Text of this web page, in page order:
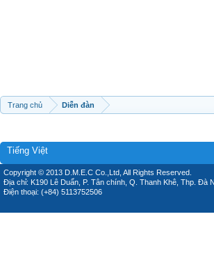
Trang chủ Diễn đàn
Tiếng Việt
Copyright © 2013 D.M.E.C Co.,Ltd, All Rights Reserved.
Địa chỉ: K190 Lê Duẩn, P. Tân chính, Q. Thanh Khê, Thp. Đà
Điện thoại: (+84) 5113752506